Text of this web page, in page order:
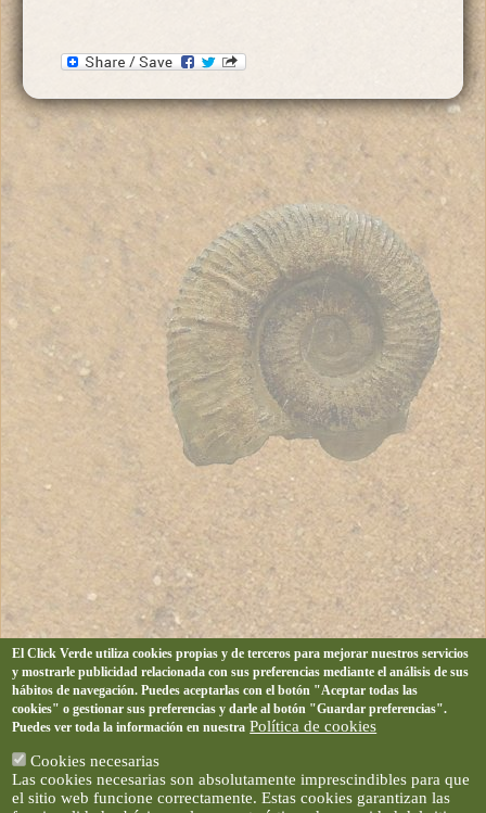
El Click Verde utiliza cookies propias y de terceros para mejorar nuestros servicios
y mostrarle publicidad relacionada con sus preferencias mediante el análisis de sus
hábitos de navegación. Puedes aceptarlas con el botón "Aceptar todas las
cookies" o gestionar sus preferencias y darle al botón "Guardar preferencias".
Puedes ver toda la información en nuestra Política de cookies
Cookies necesarias
Las cookies necesarias son absolutamente imprescindibles para que
el sitio web funcione correctamente. Estas cookies garantizan las